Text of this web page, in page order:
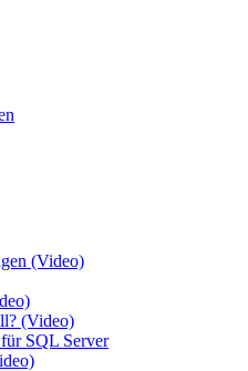
(Video)
(Video)
SQL Server